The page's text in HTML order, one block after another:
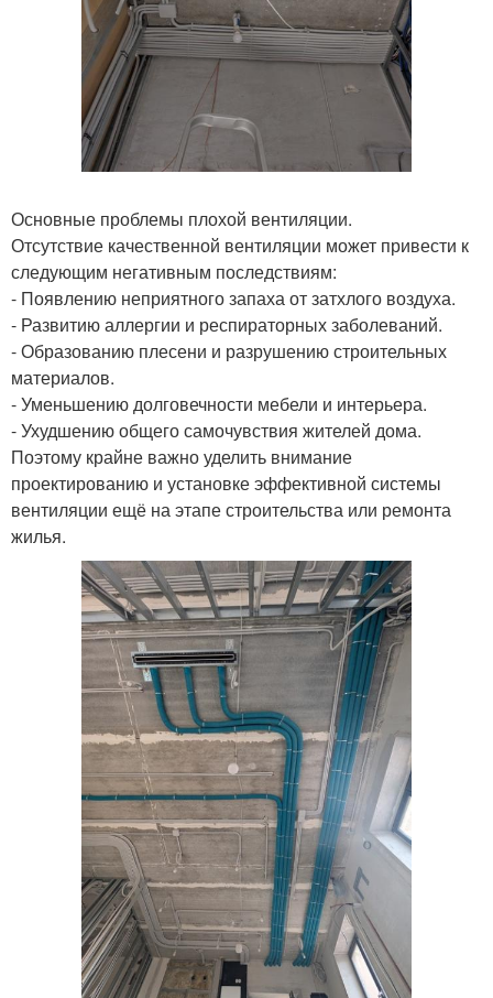
Основные проблемы плохой вентиляции.
Отсутствие качественной вентиляции может привести к
следующим негативным последствиям:
- Появлению неприятного запаха от затхлого воздуха.
- Развитию аллергии и респираторных заболеваний.
- Образованию плесени и разрушению строительных
материалов.
- Уменьшению долговечности мебели и интерьера.
- Ухудшению общего самочувствия жителей дома.
Поэтому крайне важно уделить внимание
проектированию и установке эффективной системы
вентиляции ещё на этапе строительства или ремонта
жилья.